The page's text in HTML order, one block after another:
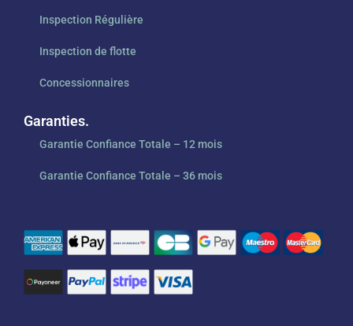
Inspection Régulière
Inspection de flotte
Concessionnaires
Garanties.
Garantie Confiance Totale – 12 mois
Garantie Confiance Totale – 36 mois